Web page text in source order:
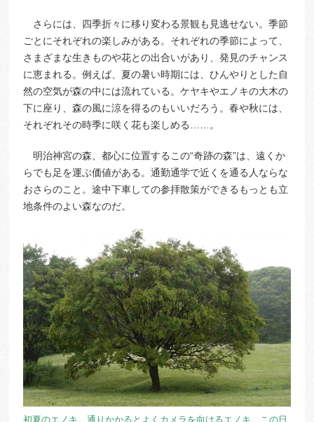
さらには、四季折々に移り変わる景観も見逃せない。季節
ごとにそれぞれの楽しみがある。それぞれの季節によって、
さまざまな生きものや花との出合いがあり、発見のチャンス
に恵まれる。例えば、夏の暑い時期には、ひんやりとした自
然の空気が森の中には流れている。ケヤキやエノキの大木の
下に座り、森の風に涼を得るのもいいだろう。春や秋には、
それぞれその時季に咲く花も楽しめる……。
明治神宮の森、都心に位置するこの“奇跡の森”は、遠くか
らでも足を運ぶ価値がある。通勤通学で近くを通る人ならな
おさらのこと。途中下車しての参拝散策ができるもっとも立
地条件のよい森なのだ。
初夏のエノキ。通りかかるとよくカメラを向けるエノキ。この日